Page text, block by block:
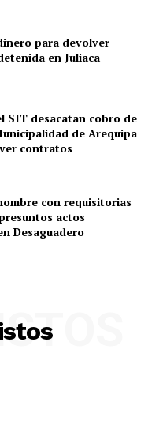
para devolver
en Juliaca
SIT desacatan cobro de
de Arequipa
contratos
con requisitorias
actos
Desaguadero